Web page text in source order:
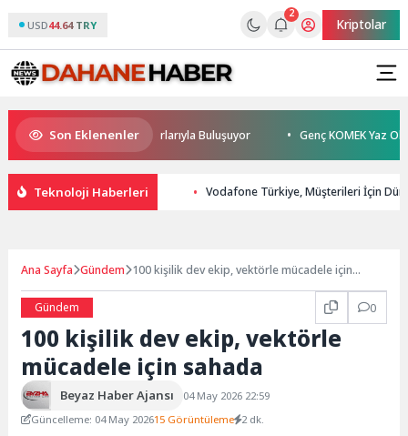
USD44.64 TRY
2
Kriptolar
Son Eklenenler
Sönmez TESAK’ta Okurlarıyla Buluşuyor Genç KOMEK Yaz Okulu
Teknoloji Haberleri Vodafone Türkiye, Müşterileri İçin
Ana Sayfa Gündem 100 kişilik dev ekip, vektörle mücadele için
Gündem
0
100 kişilik dev ekip, vektörle
mücadele için sahada
Beyaz Haber Ajansı
04 May 2026 22:59
Güncelleme: 04 May 202615 Görüntüleme 2 dk.